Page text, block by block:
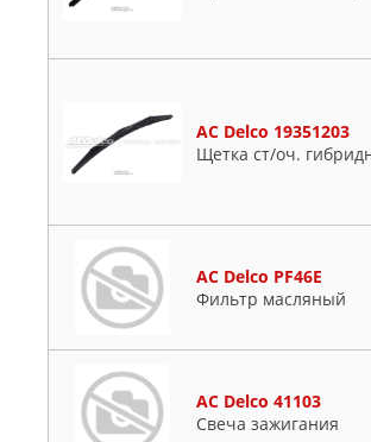
AC Delco 19351203
Щетка ст/оч.
AC Delco PF46E
Фильтр масляный
AC Delco 41103
Свеча зажигания